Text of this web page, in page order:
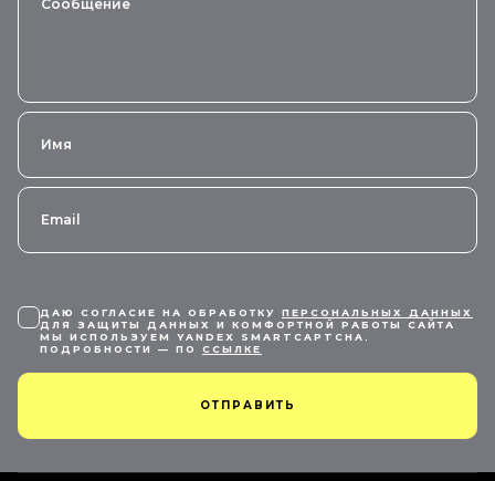
ДАЮ СОГЛАСИЕ НА ОБРАБОТКУ ПЕРСОНАЛЬНЫХ ДАННЫХ
ДЛЯ ЗАЩИТЫ ДАННЫХ И КОМФОРТНОЙ РАБОТЫ САЙТА
МЫ ИСПОЛЬЗУЕМ YANDEX SMARTCAPTCHA.
ПОДРОБНОСТИ — ПО ССЫЛКЕ
ОТПРАВИТЬ